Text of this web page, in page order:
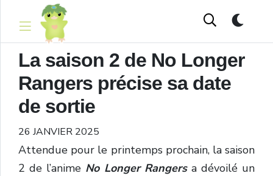
La saison 2 de No Longer
Rangers précise sa date
de sortie
26 JANVIER 2025
Attendue pour le printemps prochain, la saison
2 de l’anime No Longer Rangers a dévoilé un